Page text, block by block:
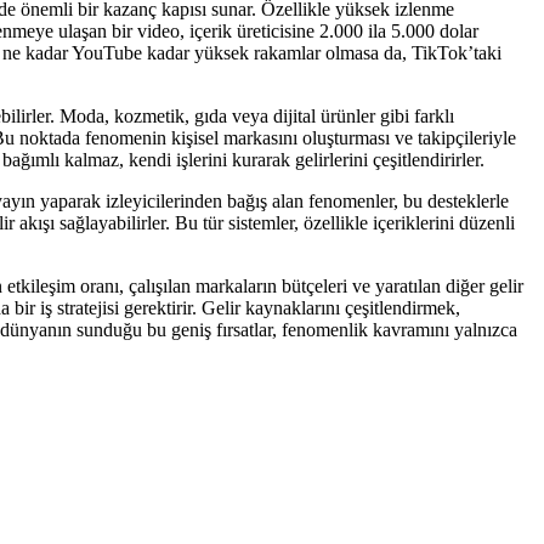
önemli bir kazanç kapısı sunar. Özellikle yüksek izlenme
ulaşan bir video, içerik üreticisine 2.000 ila 5.000 dolar
kadar YouTube kadar yüksek rakamlar olmasa da, TikTok’taki
Moda, kozmetik, gıda veya dijital ürünler gibi farklı
fenomenin kişisel markasını oluşturması ve takipçileriyle
kalmaz, kendi işlerini kurarak gelirlerini çeşitlendirirler.
yaparak izleyicilerinden bağış alan fenomenler, bu desteklerle
akışı sağlayabilirler. Bu tür sistemler, özellikle içeriklerini düzenli
oranı, çalışılan markaların bütçeleri ve yaratılan diğer gelir
bir iş stratejisi gerektirir. Gelir kaynaklarını çeşitlendirmek,
sunduğu bu geniş fırsatlar, fenomenlik kavramını yalnızca